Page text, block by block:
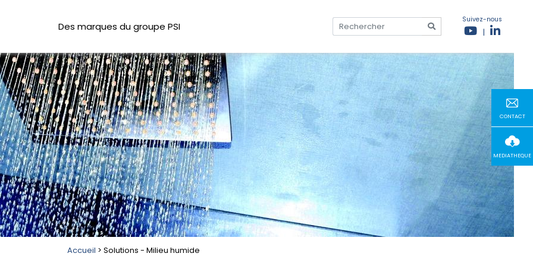
Des marques du groupe PSI
Suivez-nous
|
CONTACT
MEDIATHEQUE
Accueil > Solutions - Milieu humide